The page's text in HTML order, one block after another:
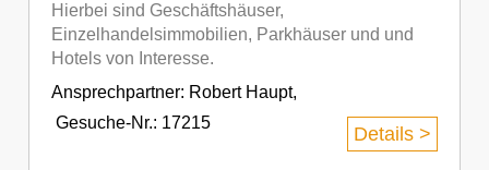
Hierbei sind Geschäftshäuser,
Einzelhandelsimmobilien, Parkhäuser und und
Hotels von Interesse.
Ansprechpartner: Robert Haupt,
Gesuche-Nr.: 17215
Details >